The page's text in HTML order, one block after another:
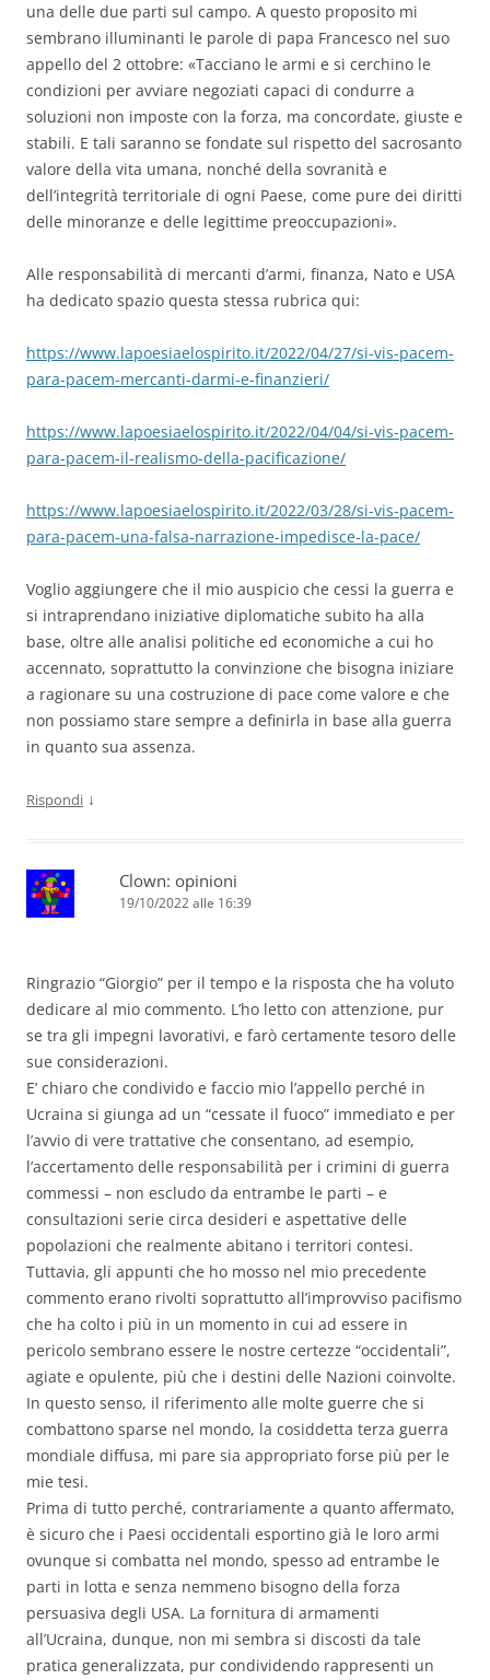
una delle due parti sul campo. A questo proposito mi
sembrano illuminanti le parole di papa Francesco nel suo
appello del 2 ottobre: «Tacciano le armi e si cerchino le
condizioni per avviare negoziati capaci di condurre a
soluzioni non imposte con la forza, ma concordate, giuste e
stabili. E tali saranno se fondate sul rispetto del sacrosanto
valore della vita umana, nonché della sovranità e
dell’integrità territoriale di ogni Paese, come pure dei diritti
delle minoranze e delle legittime preoccupazioni».
Alle responsabilità di mercanti d’armi, finanza, Nato e USA
ha dedicato spazio questa stessa rubrica qui:
https://www.lapoesiaelospirito.it/2022/04/27/si-vis-pacem-
para-pacem-mercanti-darmi-e-finanzieri/
https://www.lapoesiaelospirito.it/2022/04/04/si-vis-pacem-
para-pacem-il-realismo-della-pacificazione/
https://www.lapoesiaelospirito.it/2022/03/28/si-vis-pacem-
para-pacem-una-falsa-narrazione-impedisce-la-pace/
Voglio aggiungere che il mio auspicio che cessi la guerra e
si intraprendano iniziative diplomatiche subito ha alla
base, oltre alle analisi politiche ed economiche a cui ho
accennato, soprattutto la convinzione che bisogna iniziare
a ragionare su una costruzione di pace come valore e che
non possiamo stare sempre a definirla in base alla guerra
in quanto sua assenza.
Rispondi ↓
Clown: opinioni
19/10/2022 alle 16:39
Ringrazio “Giorgio” per il tempo e la risposta che ha voluto
dedicare al mio commento. L’ho letto con attenzione, pur
se tra gli impegni lavorativi, e farò certamente tesoro delle
sue considerazioni.
E’ chiaro che condivido e faccio mio l’appello perché in
Ucraina si giunga ad un “cessate il fuoco” immediato e per
l’avvio di vere trattative che consentano, ad esempio,
l’accertamento delle responsabilità per i crimini di guerra
commessi – non escludo da entrambe le parti – e
consultazioni serie circa desideri e aspettative delle
popolazioni che realmente abitano i territori contesi.
Tuttavia, gli appunti che ho mosso nel mio precedente
commento erano rivolti soprattutto all’improvviso pacifismo
che ha colto i più in un momento in cui ad essere in
pericolo sembrano essere le nostre certezze “occidentali”,
agiate e opulente, più che i destini delle Nazioni coinvolte.
In questo senso, il riferimento alle molte guerre che si
combattono sparse nel mondo, la cosiddetta terza guerra
mondiale diffusa, mi pare sia appropriato forse più per le
mie tesi.
Prima di tutto perché, contrariamente a quanto affermato,
è sicuro che i Paesi occidentali esportino già le loro armi
ovunque si combatta nel mondo, spesso ad entrambe le
parti in lotta e senza nemmeno bisogno della forza
persuasiva degli USA. La fornitura di armamenti
all’Ucraina, dunque, non mi sembra si discosti da tale
pratica generalizzata, pur condividendo rappresenti un